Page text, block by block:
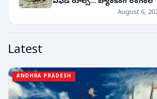
ఎఫ్‌డీ రూల్స్... బ్యాంకింగ్
August 6,
Latest
ANDHRA PRADESH